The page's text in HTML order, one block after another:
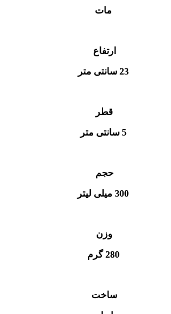
مات
ارتفاع
23 سانتی متر
قطر
5 سانتی متر
حجم
300 میلی لیتر
وزن
280 گرم
ساخت